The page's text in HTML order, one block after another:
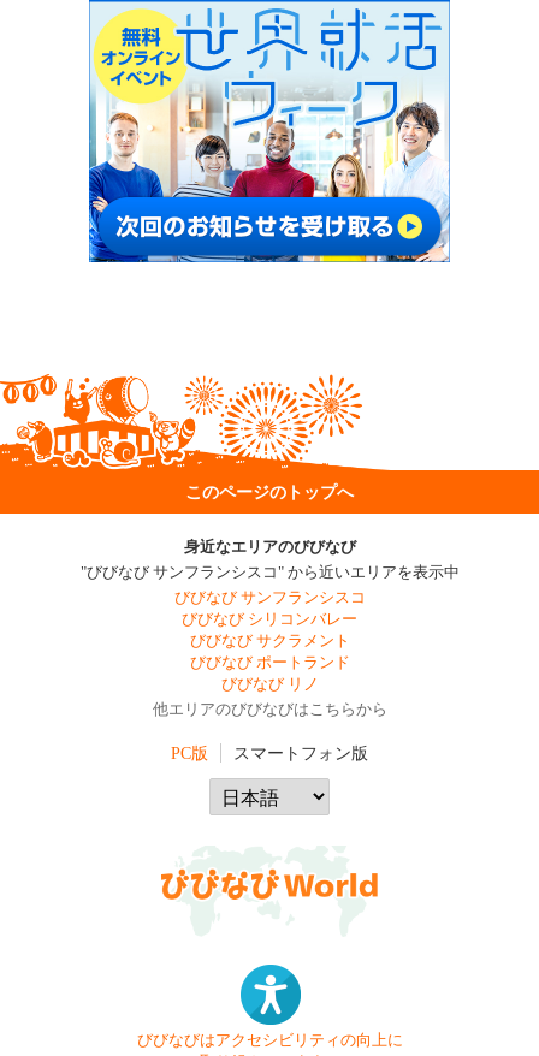
このページのトップへ
身近なエリアのびびなび
"びびなび サンフランシスコ" から近いエリアを表示中
びびなび サンフランシスコ
びびなび シリコンバレー
びびなび サクラメント
びびなび ポートランド
びびなび リノ
他エリアのびびなびはこちらから
PC版 スマートフォン版
びびなびはアクセシビリティの向上に